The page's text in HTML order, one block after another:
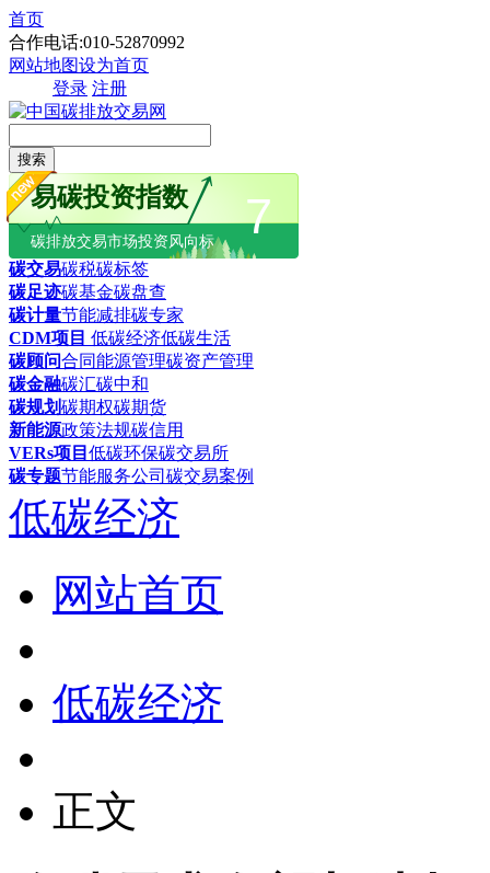
首页
合作电话:010-52870992
网站地图设为首页
登录 注册
搜索
7
易碳投资指数
碳排放交易市场投资风向标
碳交易碳税碳标签
碳足迹碳基金碳盘查
碳计量节能减排碳专家
CDM项目 低碳经济低碳生活
碳顾问合同能源管理碳资产管理
碳金融碳汇碳中和
碳规划碳期权碳期货
新能源政策法规碳信用
VERs项目 低碳环保碳交易所
碳专题节能服务公司 碳交易案例
低碳经济
网站首页
低碳经济
正文